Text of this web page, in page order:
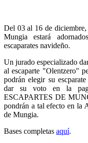
Del 03 al 16 de diciembre,
Mungia estará
escaparates navideño.
Un jurado especializado
al escaparte "Olentzero"
podrán elegir su
dar su voto en la
ESCAPARTES DE
pondrán a tal efecto en la
de Mungia.
Bases completas aquí.